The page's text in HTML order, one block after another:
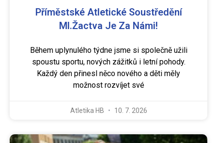
Příměstské Atletické Soustředění
Ml.žactva Je Za Námi!
Během uplynulého týdne jsme si společně užili
spoustu sportu, nových zážitků i letní pohody.
Každý den přinesl něco nového a děti měly
možnost rozvíjet své
Atletika HB 10. 7. 2026